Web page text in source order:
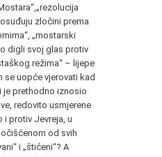
zločini prema
„mostarski
digli svoj glas protiv
režima“ – lijepe
se uopće vjerovati kad
je prethodno iznosio
redovito usmjerene
i protiv Jevreja, u
od svih
i „štićeni“? A